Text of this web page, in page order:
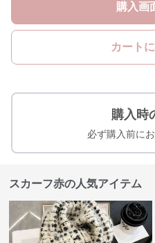
購入画
カート
購入時
必ず購入前に
スカーフ赤の人気アイテム